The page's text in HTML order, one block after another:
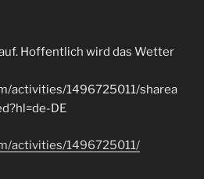
Hoffentlich wird das Wetter
activities/1496725011/sharea
DE
activities/1496725011/